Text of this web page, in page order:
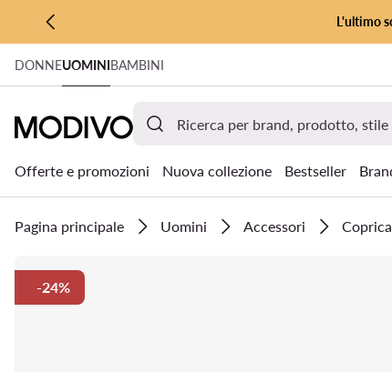
VAI AL CONTENUTO PRINCIPALE
VAI ALLA RICERCA
L'ultimo
DONNEUOMINIBAMBINI
Offerte e promozioni Nuova collezione Bestseller
Pagina principale Uomini Accessori
-24%